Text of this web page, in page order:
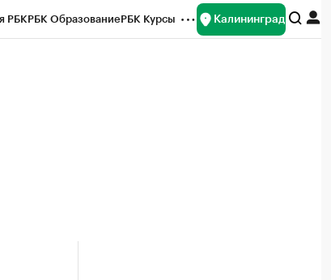
РБКРБК ОбразованиеРБК Курсы Калининград